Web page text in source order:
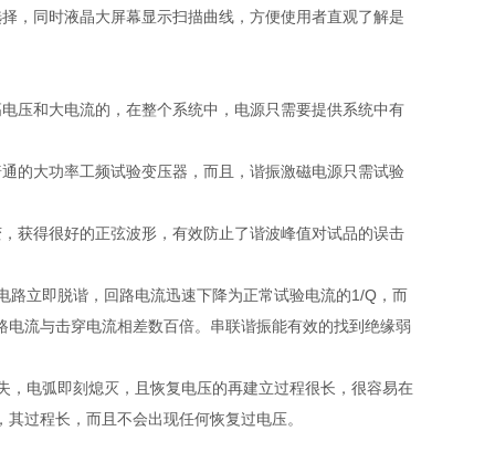
，同时液晶大屏幕显示扫描曲线，方便使用者直观了解是
压和大电流的，在整个系统中，电源只需要提供系统中有
的大功率工频试验变压器，而且，谐振激磁电源只需试验
获得很好的正弦波形，有效防止了谐波峰值对试品的误击
立即脱谐，回路电流迅速下降为正常试验电流的1/Q，而
流与击穿电流相差数百倍。串联谐振能有效的找到绝缘弱
电弧即刻熄灭，且恢复电压的再建立过程很长，很容易在
过程长，而且不会出现任何恢复过电压。